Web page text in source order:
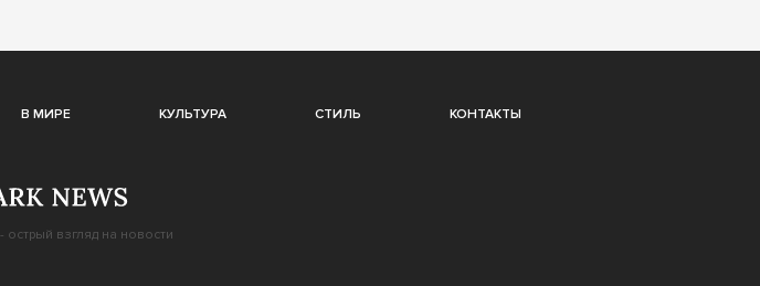
В МИРЕ КУЛЬТУРА СТИЛЬ КОНТАКТЫ
- острый взгляд на новости